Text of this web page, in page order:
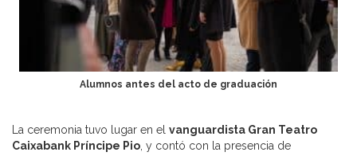
Alumnos antes del acto de graduación
La ceremonia tuvo lugar en el vanguardista Gran Teatro
Caixabank Príncipe Pio , y contó con la presencia de